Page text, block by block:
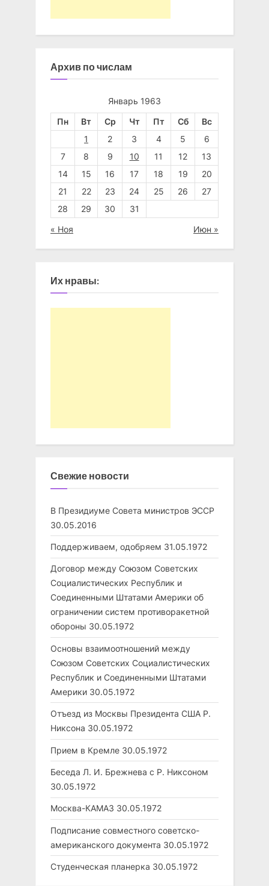
Архив по числам
Январь 1963
Пн Вт Ср Чт Пт Сб
Вс
1
2 3 4 5
6
7
8 9 10 11 12
13
14
15 16 17 18 19
20
21
22 23 24 25 26
27
28
29 30 31
« Ноя Июн »
Их нравы:
Свежие новости
В Президиуме Совета министров ЭССР
30.05.2016
Поддерживаем, одобряем 31.05.1972
Договор между Союзом Советских
Социалистических Республик и
Соединенными Штатами Америки об
ограничении систем противоракетной
обороны 30.05.1972
Основы взаимоотношений между
Союзом Советских Социалистических
Республик и Соединенными Штатами
Америки 30.05.1972
Отъезд из Москвы Президента США Р.
Никсона 30.05.1972
Прием в Кремле 30.05.1972
Беседа Л. И. Брежнева с Р. Никсоном
30.05.1972
Москва-КАМАЗ 30.05.1972
Подписание совместного советско-
американского документа 30.05.1972
Студенческая планерка 30.05.1972